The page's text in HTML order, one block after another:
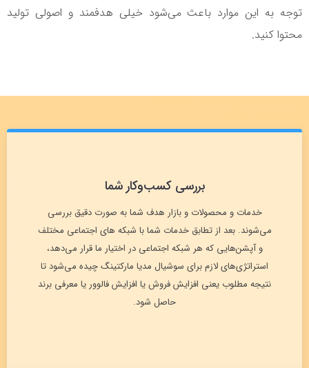
توجه به این موارد باعث می‌شود خیلی هدفمند و اصولی تولید
محتوا کنید.
بررسی کسب‌وکار شما
خدمات و محصولات و بازار هدف شما به صورت دقیق بررسی
می‌شوند. بعد از تطابق خدمات شما با شبکه های اجتماعی مختلف
و آپشن‌هایی که هر شبکه اجتماعی در اختیار ما قرار می‌دهد،
استراتژی‌های لازم برای سوشیال مدیا مارکتینگ چیده می‌شود تا
نتیجه مطلوب یعنی افزایش فروش یا افزایش فالوور یا معرفی برند
حاصل شود.